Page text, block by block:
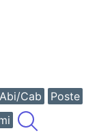
Abi/Cab
Poste